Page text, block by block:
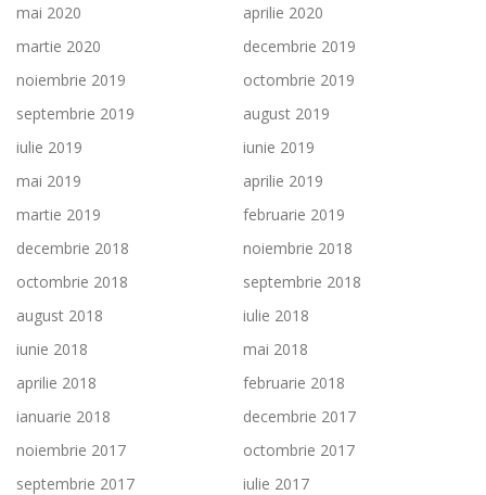
mai 2020
aprilie 2020
martie 2020
decembrie 2019
noiembrie 2019
octombrie 2019
septembrie 2019
august 2019
iulie 2019
iunie 2019
mai 2019
aprilie 2019
martie 2019
februarie 2019
decembrie 2018
noiembrie 2018
octombrie 2018
septembrie 2018
august 2018
iulie 2018
iunie 2018
mai 2018
aprilie 2018
februarie 2018
ianuarie 2018
decembrie 2017
noiembrie 2017
octombrie 2017
septembrie 2017
iulie 2017